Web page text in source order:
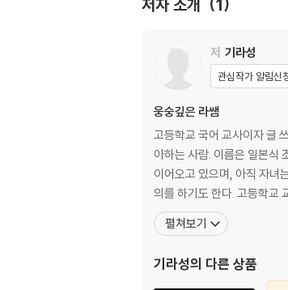
“트렌드 분석가” 드넓은 시야로
3장. 〈언어, 문화, 문학 분야 -
“카피라이터” 한 문장으로 세계
“게임 시나리오 작가” 새로운
“번역가&통역가” 인간을 인
“K-푸드 스토리텔러” 대한민
“글쓰기 작가” 멀티 잡을 실현
“한국어 교원” 대한민국의 진
저자 소개 1
저 기라성
관심작가 알림신
웅숭깊은 라쌤
고등학교 국어 교사이자 글
아하는 사람. 이름은 일본식
이어오고 있으며, 아직 자녀
의를 하기도
펼쳐보기
기라성의 다른 상품